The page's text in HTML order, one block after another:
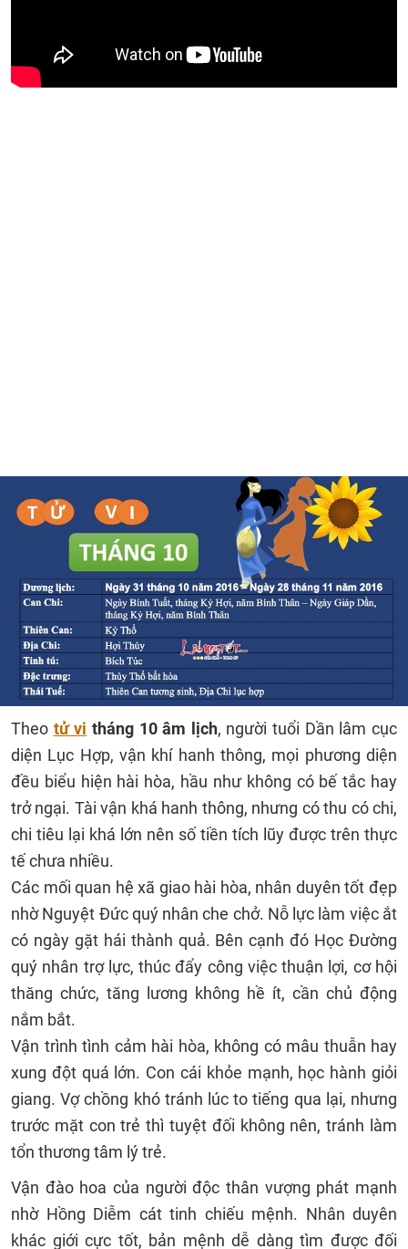
Theo tử vi tháng 10 âm lịch, người tuổi Dần lâm cục
diện Lục Hợp, vận khí hanh thông, mọi phương diện
đều biểu hiện hài hòa, hầu như không có bế tắc hay
trở ngại. Tài vận khá hanh thông, nhưng có thu có chi,
chi tiêu lại khá lớn nên số tiền tích lũy được trên thực
tế chưa nhiều.
Các mối quan hệ xã giao hài hòa, nhân duyên tốt đẹp
nhờ Nguyệt Đức quý nhân che chở. Nỗ lực làm việc ắt
có ngày gặt hái thành quả. Bên cạnh đó Học Đường
quý nhân trợ lực, thúc đẩy công việc thuận lợi, cơ hội
thăng chức, tăng lương không hề ít, cần chủ động
nắm bắt.
Vận trình tình cảm hài hòa, không có mâu thuẫn hay
xung đột quá lớn. Con cái khỏe mạnh, học hành giỏi
giang. Vợ chồng khó tránh lúc to tiếng qua lại, nhưng
trước mặt con trẻ thì tuyệt đối không nên, tránh làm
tổn thương tâm lý trẻ.
Vận đào hoa của người độc thân vượng phát mạnh
nhờ Hồng Diễm cát tinh chiếu mệnh. Nhân duyên
khác giới cực tốt, bản mệnh dễ dàng tìm được đối